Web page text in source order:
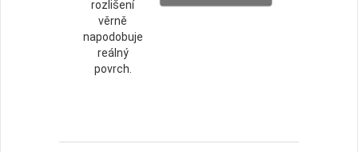
rozlišení
věrně
napodobuje
reálný
povrch.